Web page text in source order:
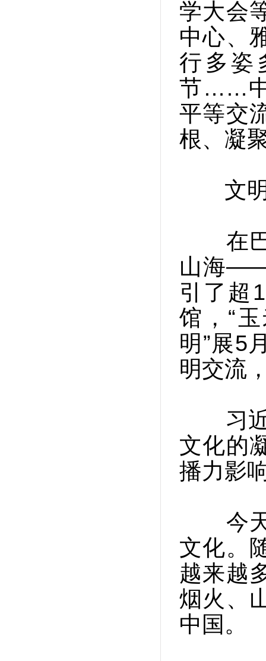
学大会
中心、
行多姿
节……中
平等交
根、凝
文明
在巴
山海——
引了超
馆，“
明”展5
明交流
习近
文化的
播力影
今天
文化。
越来越
烟火、
中国。